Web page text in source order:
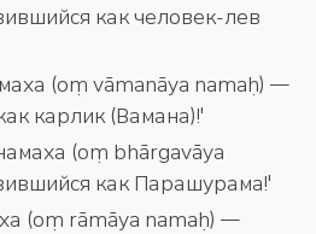
как человек-лев
(oṃ vāmanāya namaḥ) —
карлик (Вамана)!'
(oṃ bhārgavāya
как Парашурама!'
(oṃ rāmāya namaḥ) —